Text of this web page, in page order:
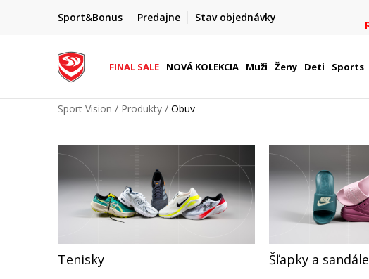
Sport&Bonus Predajne Stav objednávky
DOPRAVA ZADARMO
pri objednaní nad 80 €(neplatí pre Click&Collect)
FINAL SALE NOVÁ KOLEKCIA Muži Ženy Deti Sports
Sport Vision Produkty Obuv
Tenisky Šľapky a sandále